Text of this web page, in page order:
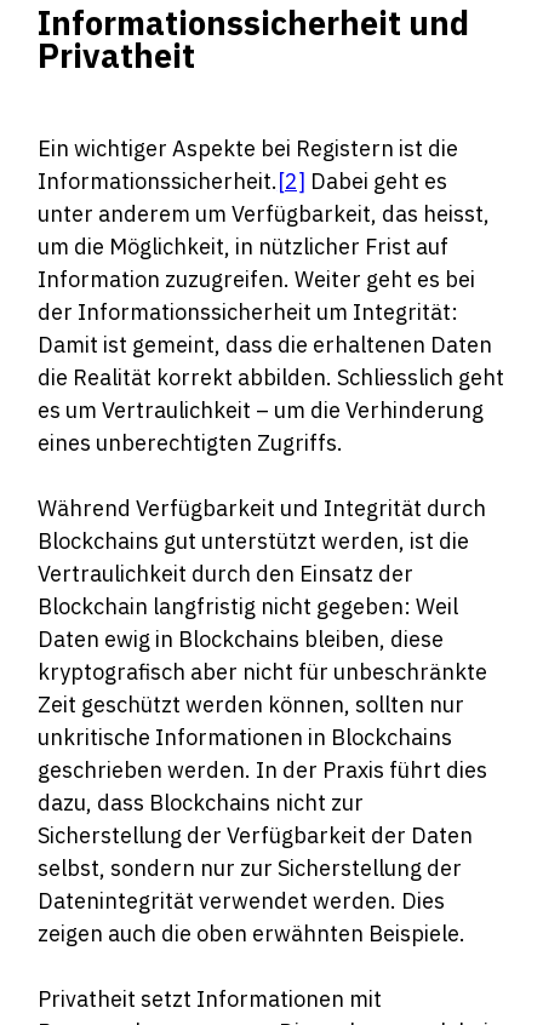
Informationssicherheit und
Privatheit
Ein wichtiger Aspekte bei Registern ist die
Informationssicherheit.[2] Dabei geht es
unter anderem um Verfügbarkeit, das heisst,
um die Möglichkeit, in nützlicher Frist auf
Information zuzugreifen. Weiter geht es bei
der Informationssicherheit um Integrität:
Damit ist gemeint, dass die erhaltenen Daten
die Realität korrekt abbilden. Schliesslich geht
es um Vertraulichkeit – um die Verhinderung
eines unberechtigten Zugriffs.
Während Verfügbarkeit und Integrität durch
Blockchains gut unterstützt werden, ist die
Vertraulichkeit durch den Einsatz der
Blockchain langfristig nicht gegeben: Weil
Daten ewig in Blockchains bleiben, diese
kryptografisch aber nicht für unbeschränkte
Zeit geschützt werden können, sollten nur
unkritische Informationen in Blockchains
geschrieben werden. In der Praxis führt dies
dazu, dass Blockchains nicht zur
Sicherstellung der Verfügbarkeit der Daten
selbst, sondern nur zur Sicherstellung der
Datenintegrität verwendet werden. Dies
zeigen auch die oben erwähnten Beispiele.
Privatheit setzt Informationen mit